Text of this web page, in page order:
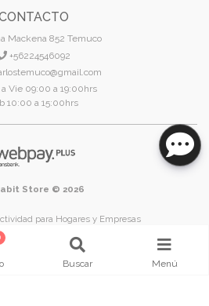
Mackena 852 Temuco
+56224546092
Vie 09:00 a 19:00hrs
10:00 a 15:00hrs
Store © 2026
para Hogares y Empresas
de La Araucanía - Chile
Buscar Menú